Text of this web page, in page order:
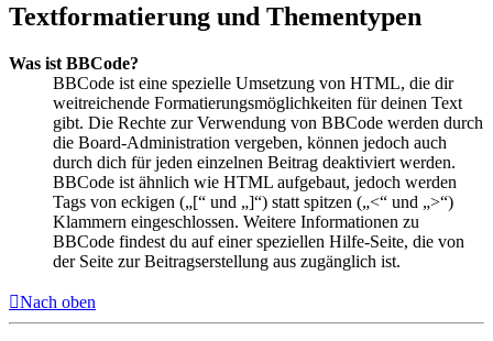
Textformatierung und Thementypen
Was ist BBCode?
BBCode ist eine spezielle Umsetzung von HTML, die dir
weitreichende Formatierungsmöglichkeiten für deinen Text
gibt. Die Rechte zur Verwendung von BBCode werden durch
die Board-Administration vergeben, können jedoch auch
durch dich für jeden einzelnen Beitrag deaktiviert werden.
BBCode ist ähnlich wie HTML aufgebaut, jedoch werden
Tags von eckigen („[“ und „]“) statt spitzen („<“ und „>“)
Klammern eingeschlossen. Weitere Informationen zu
BBCode findest du auf einer speziellen Hilfe-Seite, die von
der Seite zur Beitragserstellung aus zugänglich ist.
Nach oben